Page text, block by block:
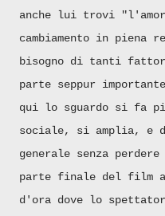
anche lui trovi
cambiamento in piena
bisogno di tanti
parte seppur
qui lo sguardo si fa
sociale, si amplia, e
generale senza
parte finale del film
d'ora dove lo